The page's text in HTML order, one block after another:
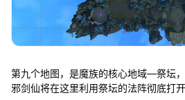
第九个地图，是魔族的核心地域—祭坛，
邪剑仙将在这里利用祭坛的法阵彻底打